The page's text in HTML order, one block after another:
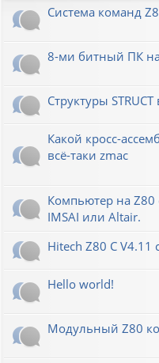
Система команд
8-ми битный ПК
Структуры
Какой кросс-
всё-таки zmac
Компьютер на
IMSAI или Altair.
Hitech Z80 C
Hello world!
Модульный Z80